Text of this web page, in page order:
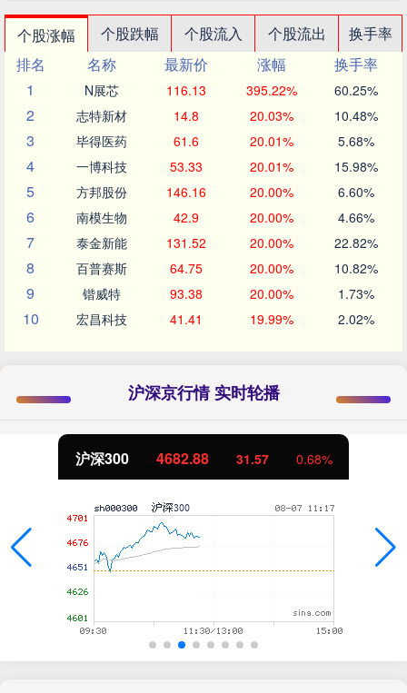
个股涨幅 个股跌幅 个股流入 个股流出
换手率
排名
名称 最新价 涨幅
换手率
1
N展芯 116.13 395.22% 60.25%
2 志特新材 14.8 20.03% 10.48%
3 毕得医药 61.6 20.01% 5.68%
4 一博科技 53.33 20.01% 15.98%
5 方邦股份 146.16 20.00% 6.60%
6 南模生物 42.9 20.00% 4.66%
7 泰金新能 131.52 20.00% 22.82%
8 百普赛斯 64.75 20.00% 10.82%
9 锴威特 93.38 20.00% 1.73%
10 宏昌科技 41.41 19.99% 2.02%
沪深京行情 实时轮播
沪深300 4682.88 31.57 0.68%